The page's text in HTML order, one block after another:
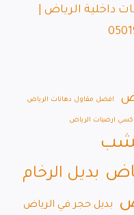
داخلية الرياض |
افضل مقاول دهانات الرياض
ارضيات الرياض
بديل الرخام
بديل حجر في الرياض